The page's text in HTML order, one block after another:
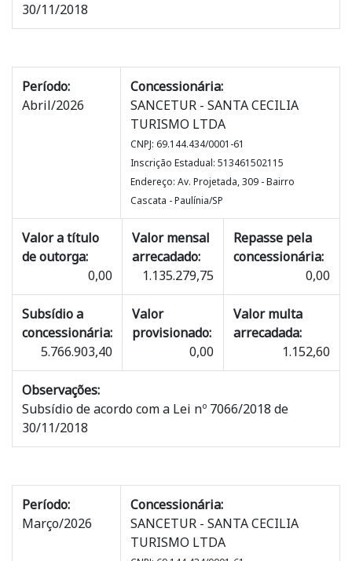
30/11/2018
Período:
Abril/2026
Concessionária:
SANCETUR - SANTA CECILIA
TURISMO LTDA
CNPJ: 69.144.434/0001-61
Inscrição Estadual: 513461502115
Endereço: Av. Projetada, 309 - Bairro
Cascata - Paulínia/SP
Valor a título
de outorga:
0,00
Valor mensal
arrecadado:
1.135.279,75
Repasse pela
concessionária:
0,00
Subsídio a
concessionária:
5.766.903,40
Valor
provisionado:
0,00
Valor multa
arrecadada:
1.152,60
Observações:
Subsídio de acordo com a Lei nº 7066/2018 de
30/11/2018
Período:
Março/2026
Concessionária:
SANCETUR - SANTA CECILIA
TURISMO LTDA